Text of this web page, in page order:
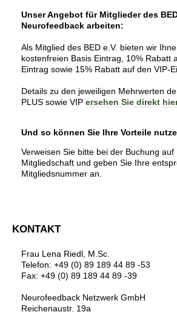
Unser Angebot für Mitglieder des
Neurofeedback arbeiten:
Als Mitglied des BED e.V. bieten wir
kostenfreien Basis Eintrag, 10% Rabatt
Eintrag sowie 15% Rabatt auf den VIP-
Details zu den jeweiligen Mehrwerten
PLUS sowie VIP ersehen Sie direkt
Und so können Sie Ihre Vorteile
Verweisen Sie bitte bei der Buchung auf
Mitgliedschaft und geben Sie Ihre
Mitgliedsnummer an.
KONTAKT
Frau Lena Riedl, M.Sc.
Telefon: +49 (0) 89 189 44 89 -53
Fax: +49 (0) 89 189 44 89 -39
Neurofeedback Netzwerk GmbH
Reichenaustr. 19a